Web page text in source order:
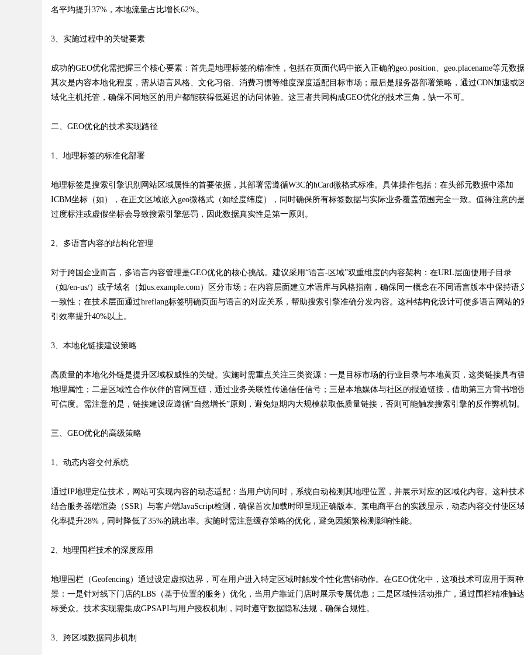
名平均提升37%，本地流量占比增长62%。
3、实施过程中的关键要素
成功的GEO优化需把握三个核心要素：首先是地理标签的精准性，包括在页面代码中嵌入正确的geo.position、geo.placename等元数据
其次是内容本地化程度，需从语言风格、文化习俗、消费习惯等维度深度适配目标市场；最后是服务器部署策略，通过CDN加速或
域化主机托管，确保不同地区的用户都能获得低延迟的访问体验。这三者共同构成GEO优化的技术三角，缺一不可。
二、GEO优化的技术实现路径
1、地理标签的标准化部署
地理标签是搜索引擎识别网站区域属性的首要依据，其部署需遵循W3C的hCard微格式标准。具体操作包括：在头部元数据中添加
ICBM坐标（如 ），在正文区域嵌入geo微格式（如经度纬度），同时确保所有标签数据与实际业务覆盖范围完全一致。值得注意的是
过度标注或虚假坐标会导致搜索引擎惩罚，因此数据真实性是第一原则。
2、多语言内容的结构化管理
对于跨国企业而言，多语言内容管理是GEO优化的核心挑战。建议采用“语言-区域”双重维度的内容架构：在URL层面使用子目录
（如/en-us/）或子域名（如us.example.com）区分市场；在内容层面建立术语库与风格指南，确保同一概念在不同语言版本中保持语
一致性；在技术层面通过hreflang标签明确页面与语言的对应关系，帮助搜索引擎准确分发内容。这种结构化设计可使多语言网站的
引效率提升40%以上。
3、本地化链接建设策略
高质量的本地化外链是提升区域权威性的关键。实施时需重点关注三类资源：一是目标市场的行业目录与本地黄页，这类链接具有
地理属性；二是区域性合作伙伴的官网互链，通过业务关联性传递信任信号；三是本地媒体与社区的报道链接，借助第三方背书增
可信度。需注意的是，链接建设应遵循“自然增长”原则，避免短期内大规模获取低质量链接，否则可能触发搜索引擎的反作弊机制。
三、GEO优化的高级策略
1、动态内容交付系统
通过IP地理定位技术，网站可实现内容的动态适配：当用户访问时，系统自动检测其地理位置，并展示对应的区域化内容。这种技
结合服务器端渲染（SSR）与客户端JavaScript检测，确保首次加载时即呈现正确版本。某电商平台的实践显示，动态内容交付使区
化率提升28%，同时降低了35%的跳出率。实施时需注意缓存策略的优化，避免因频繁检测影响性能。
2、地理围栏技术的深度应用
地理围栏（Geofencing）通过设定虚拟边界，可在用户进入特定区域时触发个性化营销动作。在GEO优化中，这项技术可应用于两
景：一是针对线下门店的LBS（基于位置的服务）优化，当用户靠近门店时展示专属优惠；二是区域性活动推广，通过围栏精准触
标受众。技术实现需集成GPSAPI与用户授权机制，同时遵守数据隐私法规，确保合规性。
3、跨区域数据同步机制